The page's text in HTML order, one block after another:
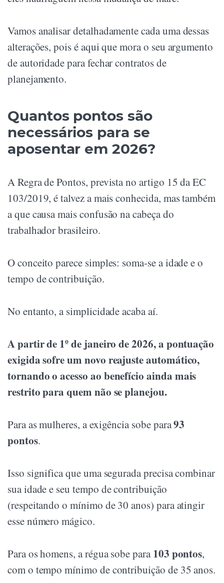
Vamos analisar detalhadamente cada uma dessas
alterações, pois é aqui que mora o seu argumento
de autoridade para fechar contratos de
planejamento.
Quantos pontos são
necessários para se
aposentar em 2026?
A Regra de Pontos, prevista no artigo 15 da EC
103/2019, é talvez a mais conhecida, mas também
a que causa mais confusão na cabeça do
trabalhador brasileiro.
O conceito parece simples: soma-se a idade e o
tempo de contribuição.
No entanto, a simplicidade acaba aí.
A partir de 1º de janeiro de 2026, a pontuação
exigida sofre um novo reajuste automático,
tornando o acesso ao benefício ainda mais
restrito para quem não se planejou.
Para as mulheres, a exigência sobe para93
pontos.
Isso significa que uma segurada precisa combinar
sua idade e seu tempo de contribuição
(respeitando o mínimo de 30 anos) para atingir
esse número mágico.
Para os homens, a régua sobe para103 pontos,
com o tempo mínimo de contribuição de 35 anos.